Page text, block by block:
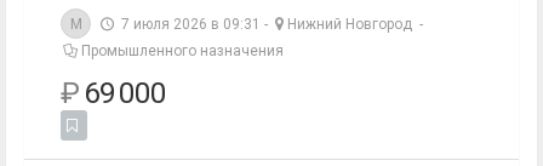
M 7 июля 2026 в 09:31 - Нижний Новгород -
Промышленного назначения
₽ 69 000